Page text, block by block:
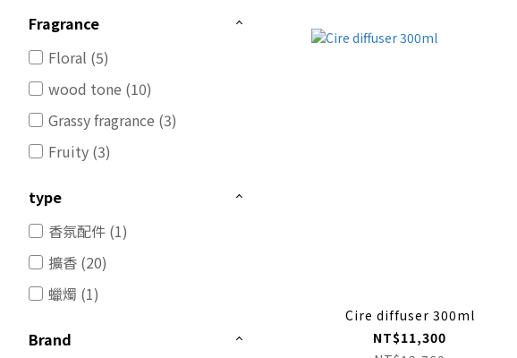
Fragrance
Grassy fragrance (3)
Fruity (3)
wood tone (10)
Floral (5)
type
香氛配件 (1)
擴香 (20)
蠟燭 (1)
Brand
Cire diffuser 300ml
NT$11,300